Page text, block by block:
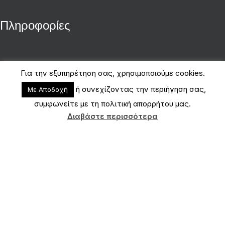
Πληροφορίες
Για την εξυπηρέτηση σας, χρησιμοποιούμε cookies.
Με Αποδοχή
ή συνεχίζοντας την περιήγηση σας,
συμφωνείτε με τη πολιτική απορρήτου μας.
Διαβάστε περισσότερα